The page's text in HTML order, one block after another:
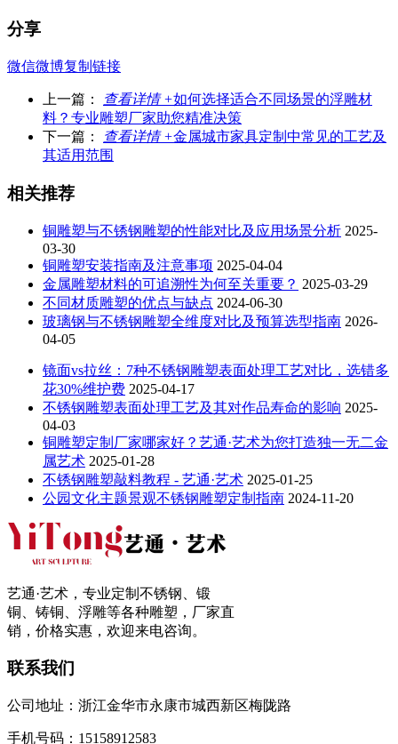
分享
微信微博复制链接
上一篇： 查看详情 +如何选择适合不同场景的浮雕材
料？专业雕塑厂家助您精准决策
下一篇：
查看详情 +金属城市家具定制中常见的工艺及
其适用范围
相关推荐
铜雕塑与不锈钢雕塑的性能对比及应用场景分析 2025-
03-30
铜雕塑安装指南及注意事项 2025-04-04
金属雕塑材料的可追溯性为何至关重要？ 2025-03-29
不同材质雕塑的优点与缺点 2024-06-30
玻璃钢与不锈钢雕塑全维度对比及预算选型指南 2026-
04-05
镜面vs拉丝：7种不锈钢雕塑表面处理工艺对比，选错多
花30%维护费 2025-04-17
不锈钢雕塑表面处理工艺及其对作品寿命的影响 2025-
04-03
铜雕塑定制厂家哪家好？艺通·艺术为您打造独一无二金
属艺术 2025-01-28
不锈钢雕塑敲料教程 - 艺通·艺术 2025-01-25
公园文化主题景观不锈钢雕塑定制指南 2024-11-20
艺通·艺术，专业定制不锈钢、锻
铜、铸铜、浮雕等各种雕塑，厂家直
销，价格实惠，欢迎来电咨询。
联系我们
公司地址：浙江金华市永康市城西新区梅陇路
手机号码：15158912583